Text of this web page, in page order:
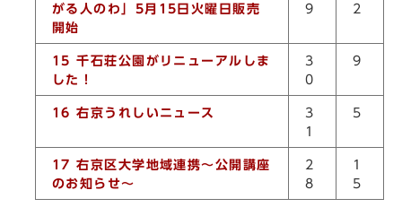
がる人のわ」5月15日火曜日販売
開始
9
2
15 千石荘公園がリニューアルしま
した！
3
0
9
16 右京うれしいニュース
3
1
5
17 右京区大学地域連携～公開講座
のお知らせ～
2
8
1
5